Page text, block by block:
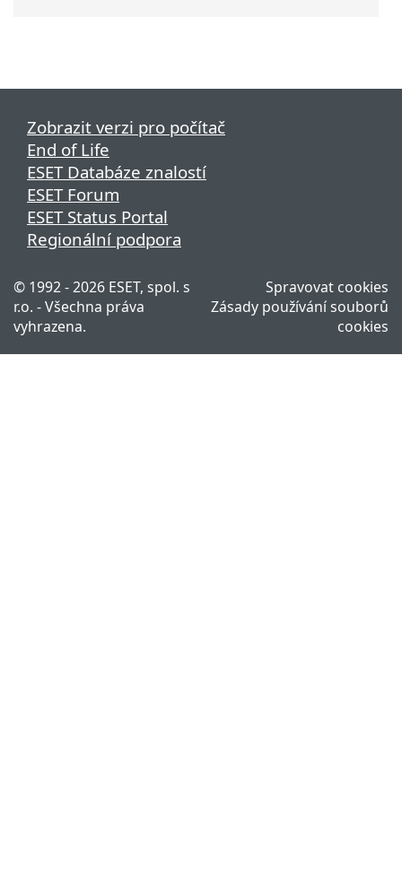
Zobrazit verzi pro počítač
End of Life
ESET Databáze znalostí
ESET Forum
ESET Status Portal
Regionální podpora
© 1992 - 2026 ESET, spol. s
r.o. - Všechna práva
vyhrazena.
Spravovat cookies
Zásady používání souborů
cookies